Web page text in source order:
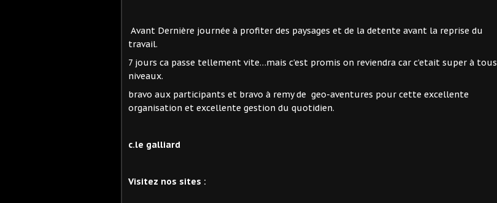
Avant Dernière journée à profiter des paysages et de la detente avant la reprise du
travail.
7 jours ca passe tellement vite…mais c’est promis on reviendra car c’etait super à tous
niveaux.
bravo aux participants et bravo à remy de geo-aventures pour cette excellente
organisation et excellente gestion du quotidien.
c.le galliard
Visitez nos sites :